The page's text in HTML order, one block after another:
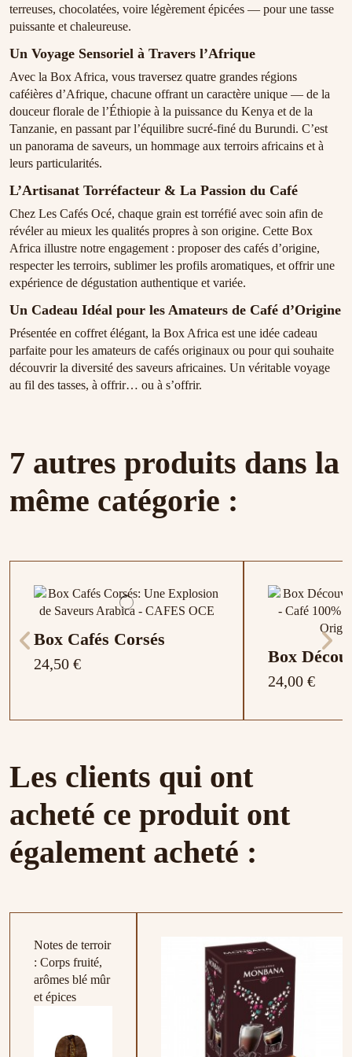
terreuses, chocolatées, voire légèrement épicées — pour une tasse
puissante et chaleureuse.
Un Voyage Sensoriel à Travers l’Afrique
Avec la Box Africa, vous traversez quatre grandes régions
caféières d’Afrique, chacune offrant un caractère unique — de la
douceur florale de l’Éthiopie à la puissance du Kenya et de la
Tanzanie, en passant par l’équilibre sucré-finé du Burundi. C’est
un panorama de saveurs, un hommage aux terroirs africains et à
leurs particularités.
L’Artisanat Torréfacteur & La Passion du Café
Chez Les Cafés Océ, chaque grain est torréfié avec soin afin de
révéler au mieux les qualités propres à son origine. Cette Box
Africa illustre notre engagement : proposer des cafés d’origine,
respecter les terroirs, sublimer les profils aromatiques, et offrir une
expérience de dégustation authentique et variée.
Un Cadeau Idéal pour les Amateurs de Café d’Origine
Présentée en coffret élégant, la Box Africa est une idée cadeau
parfaite pour les amateurs de cafés originaux ou pour qui souhaite
découvrir la diversité des saveurs africaines. Un véritable voyage
au fil des tasses, à offrir… ou à s’offrir.
7 autres produits dans la
même catégorie :
Box Cafés Corsés
24,50 € Box
24,00 €
Box Expresso Box Cafés
25,00 €
Box Cafés d'Exception Box Cafés
23,00 €
Box America
Les clients qui ont
acheté ce produit ont
également acheté :
Notes de terroir
: Corps fruité,
arômes blé mûr
et épices